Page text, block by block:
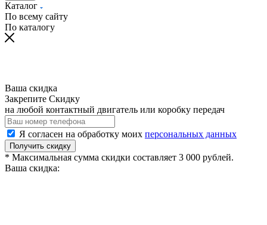
Каталог
По всему сайту
По каталогу
Ваша скидка
Закрепите Скидку
на любой контактный двигатель или коробку передач
Я согласен на обработку моих персональных данных
Получить скидку
* Максимальная сумма скидки составляет 3 000 рублей.
Ваша скидка: